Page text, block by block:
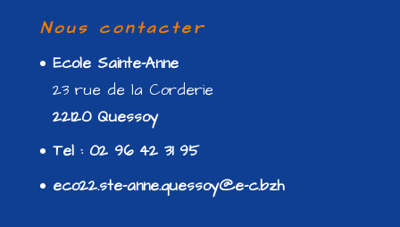
Nous contacter
Ecole Sainte-Anne
23 rue de la Corderie
22120 Quessoy
Tel : 02 96 42 31 95
eco22.ste-anne.quessoy@e-c.bzh